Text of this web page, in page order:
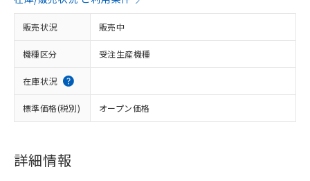
販売状況 販売中
機種区分 受注生産機種
在庫状況
標準価格(税別) オープン価格
詳細情報